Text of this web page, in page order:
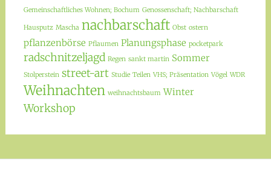
Gemeinschaftliches Wohnen; Bochum Genossenschaft; Nachbarschaft
Hausputz Mascha nachbarschaft Obst ostern
pflanzenbörse Pflaumen Planungsphase pocketpark
radschnitzeljagd Regen sankt martin Sommer
Stolperstein street-art Studie Teilen VHS; Präsentation Vögel WDR
Weihnachten weihnachtsbaum Winter
Workshop